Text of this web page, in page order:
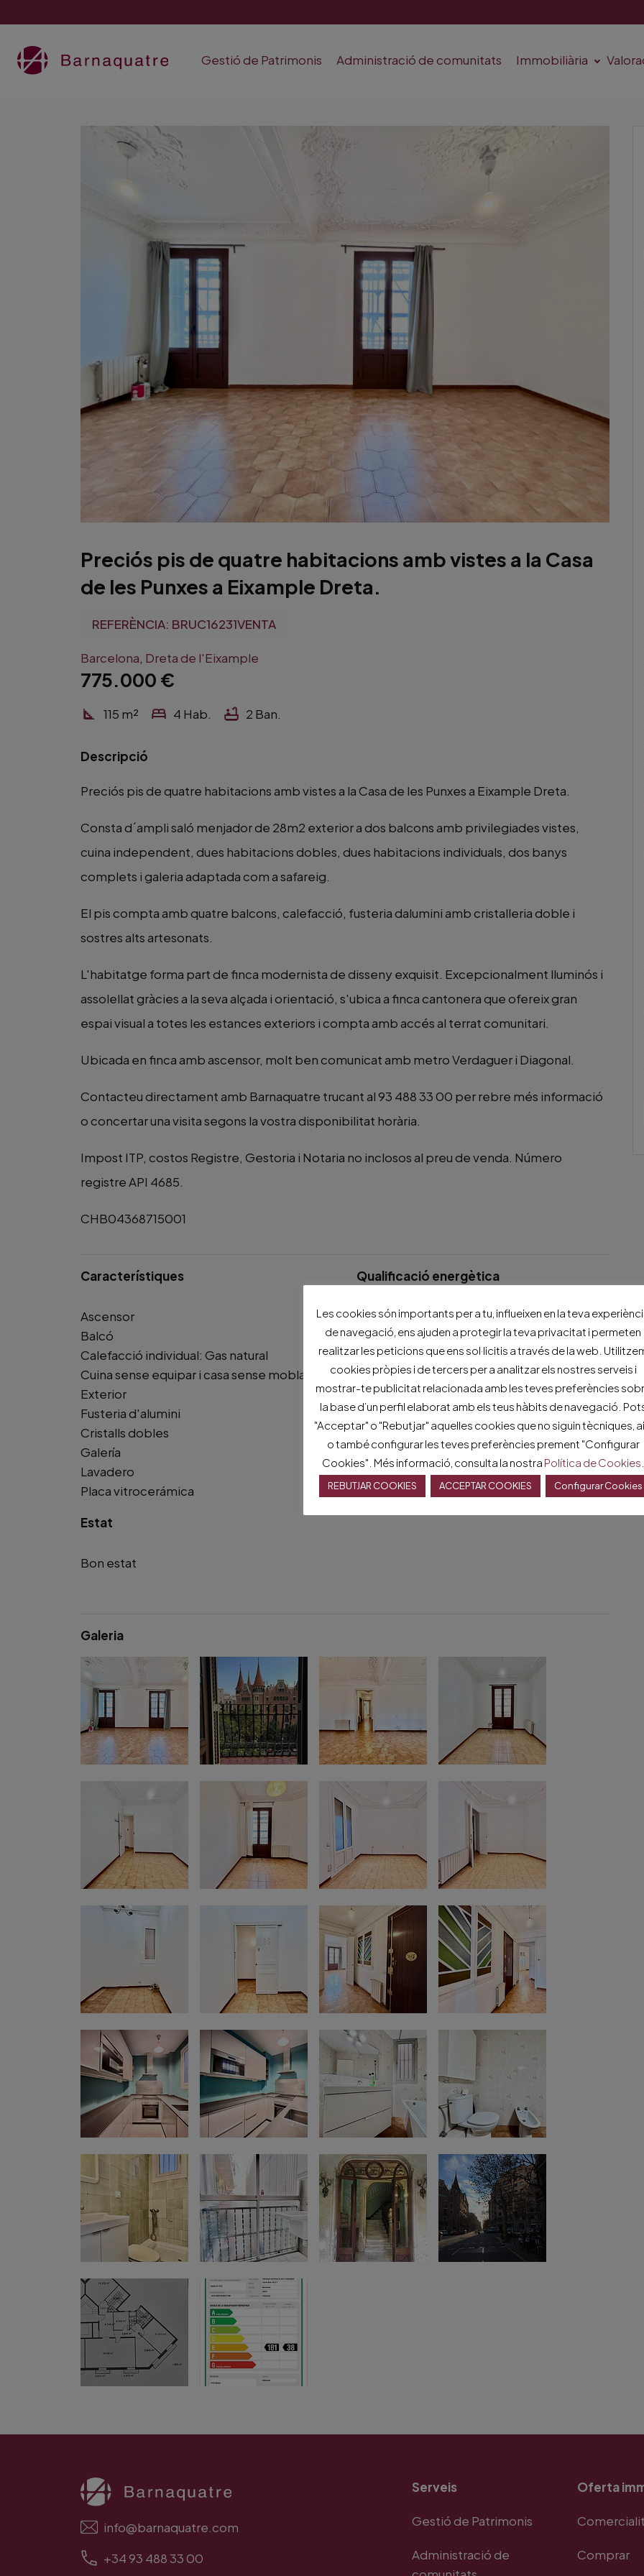
Gestió de Patrimonis Administració de comunitats Immobiliària
Preciós pis de quatre habitacions amb vistes a la Casa
de les Punxes a Eixample Dreta.
REFERÈNCIA: BRUC16231VENTA
Barcelona, Dreta de l'Eixample
775.000 €
115 m² 4 Hab. 2 Ban.
Descripció
Preciós pis de quatre habitacions amb vistes a la Casa de les Punxes a Eixample Dreta.
Consta d´ampli saló menjador de 28m2 exterior a dos balcons amb privilegiades vistes,
cuina independent, dues habitacions dobles, dues habitacions individuals, dos banys
complets i galeria adaptada com a safareig.
El pis compta amb quatre balcons, calefacció, fusteria dalumini amb cristalleria doble i
sostres alts artesonats.
L'habitatge forma part de finca modernista de disseny exquisit. Excepcionalment lluminós i
assolellat gràcies a la seva alçada i orientació, s'ubica a finca cantonera que ofereix gran
espai visual a totes les estances exteriors i compta amb accés al terrat comunitari.
Ubicada en finca amb ascensor, molt ben comunicat amb metro Verdaguer i Diagonal.
Contacteu directament amb Barnaquatre trucant al 93 488 33 00 per rebre més informació
o concertar una visita segons la vostra disponibilitat horària.
Impost ITP, costos Registre, Gestoria i Notaria no inclosos al preu de venda. Número
registre API 4685.
CHB04368715001
Característiques
Ascensor
Balcó
Calefacció individual: Gas natural
Cuina sense equipar i casa sense moblar
Exterior
Fusteria d'alumini
Cristalls dobles
Galería
Lavadero
Placa vitrocerámica
Estat
Bon estat
Qualificació energètica
Emissions:
38
Galeria
info@barnaquatre.com
+34 93 488 33 00
Serveis
Gestió de Patrimonis
Administració de
Oferta
Comprar
Les cookies són importants per a tu, influeixen en la teva
de navegació, ens ajuden a protegir la teva privacitat i permeten
realitzar les peticions que ens sol·licitis a través de la web.
cookies pròpies i de tercers per a analitzar els nostres serveis i
mostrar-te publicitat relacionada amb les teves preferències
la base d’un perfil elaborat amb els teus hàbits de navegació.
"Acceptar" o "Rebutjar" aquelles cookies que no siguin tècniques,
o també configurar les teves preferències prement "Configurar
Cookies". Més informació, consulta la nostra Política de Cookies
REBUTJAR COOKIES ACCEPTAR COOKIES Configurar Cookies